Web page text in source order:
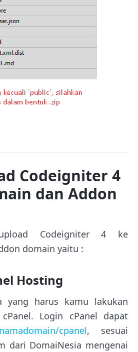
Codeigniter 4
dan Addon
Codeigniter 4 ke
domain yaitu :
Hosting
yang harus kamu lakukan
Login cPanel dapat
cpanel, sesuai
dari DomaiNesia mengenai